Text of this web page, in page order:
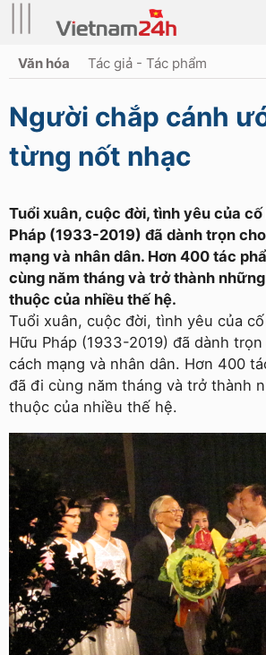
Văn hóa Tác giả - Tác phẩm
Người chắp cánh
từng nốt nhạc
Tuổi xuân, cuộc đời, tình yêu của
Pháp (1933-2019) đã dành trọn
mạng và nhân dân. Hơn 400 tác
cùng năm tháng và trở thành
thuộc của nhiều thế hệ.
Tuổi xuân, cuộc đời, tình yêu của
Hữu Pháp (1933-2019) đã dành
cách mạng và nhân dân. Hơn 400
đã đi cùng năm tháng và trở thành
thuộc của nhiều thế hệ.